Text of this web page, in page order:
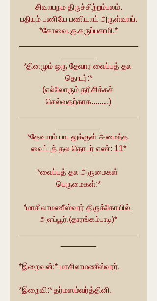
சிவாயநம திருச்சிற்றம்பலம்.
பதியும் பணியே பணியாய் அருள்வாய்.
*கோவை.கு.கருப்பசாமி.*
*தினமும் ஒரு தேவார வைப்புத் தல
தொடர்:*
(எல்லோரும் தரிசிக்கச்
செல்வதற்காக.........)
*தேவாரம் பாடலுக்குள் அமைந்த
வைப்புத் தல தொடர் எண்: 11*
*வைப்புத் தல அருமைகள்
பெருமைகள்:*
*மாசிலாமணீஸ்வரர் திருக்கோயில்,
அளப்பூர்.(தாரங்கம்பாடி)*
*இறைவன்:* மாசிலாமணீஸ்வரர்.
*இறைவி:* தர்மஸம்வர்த்தினி.